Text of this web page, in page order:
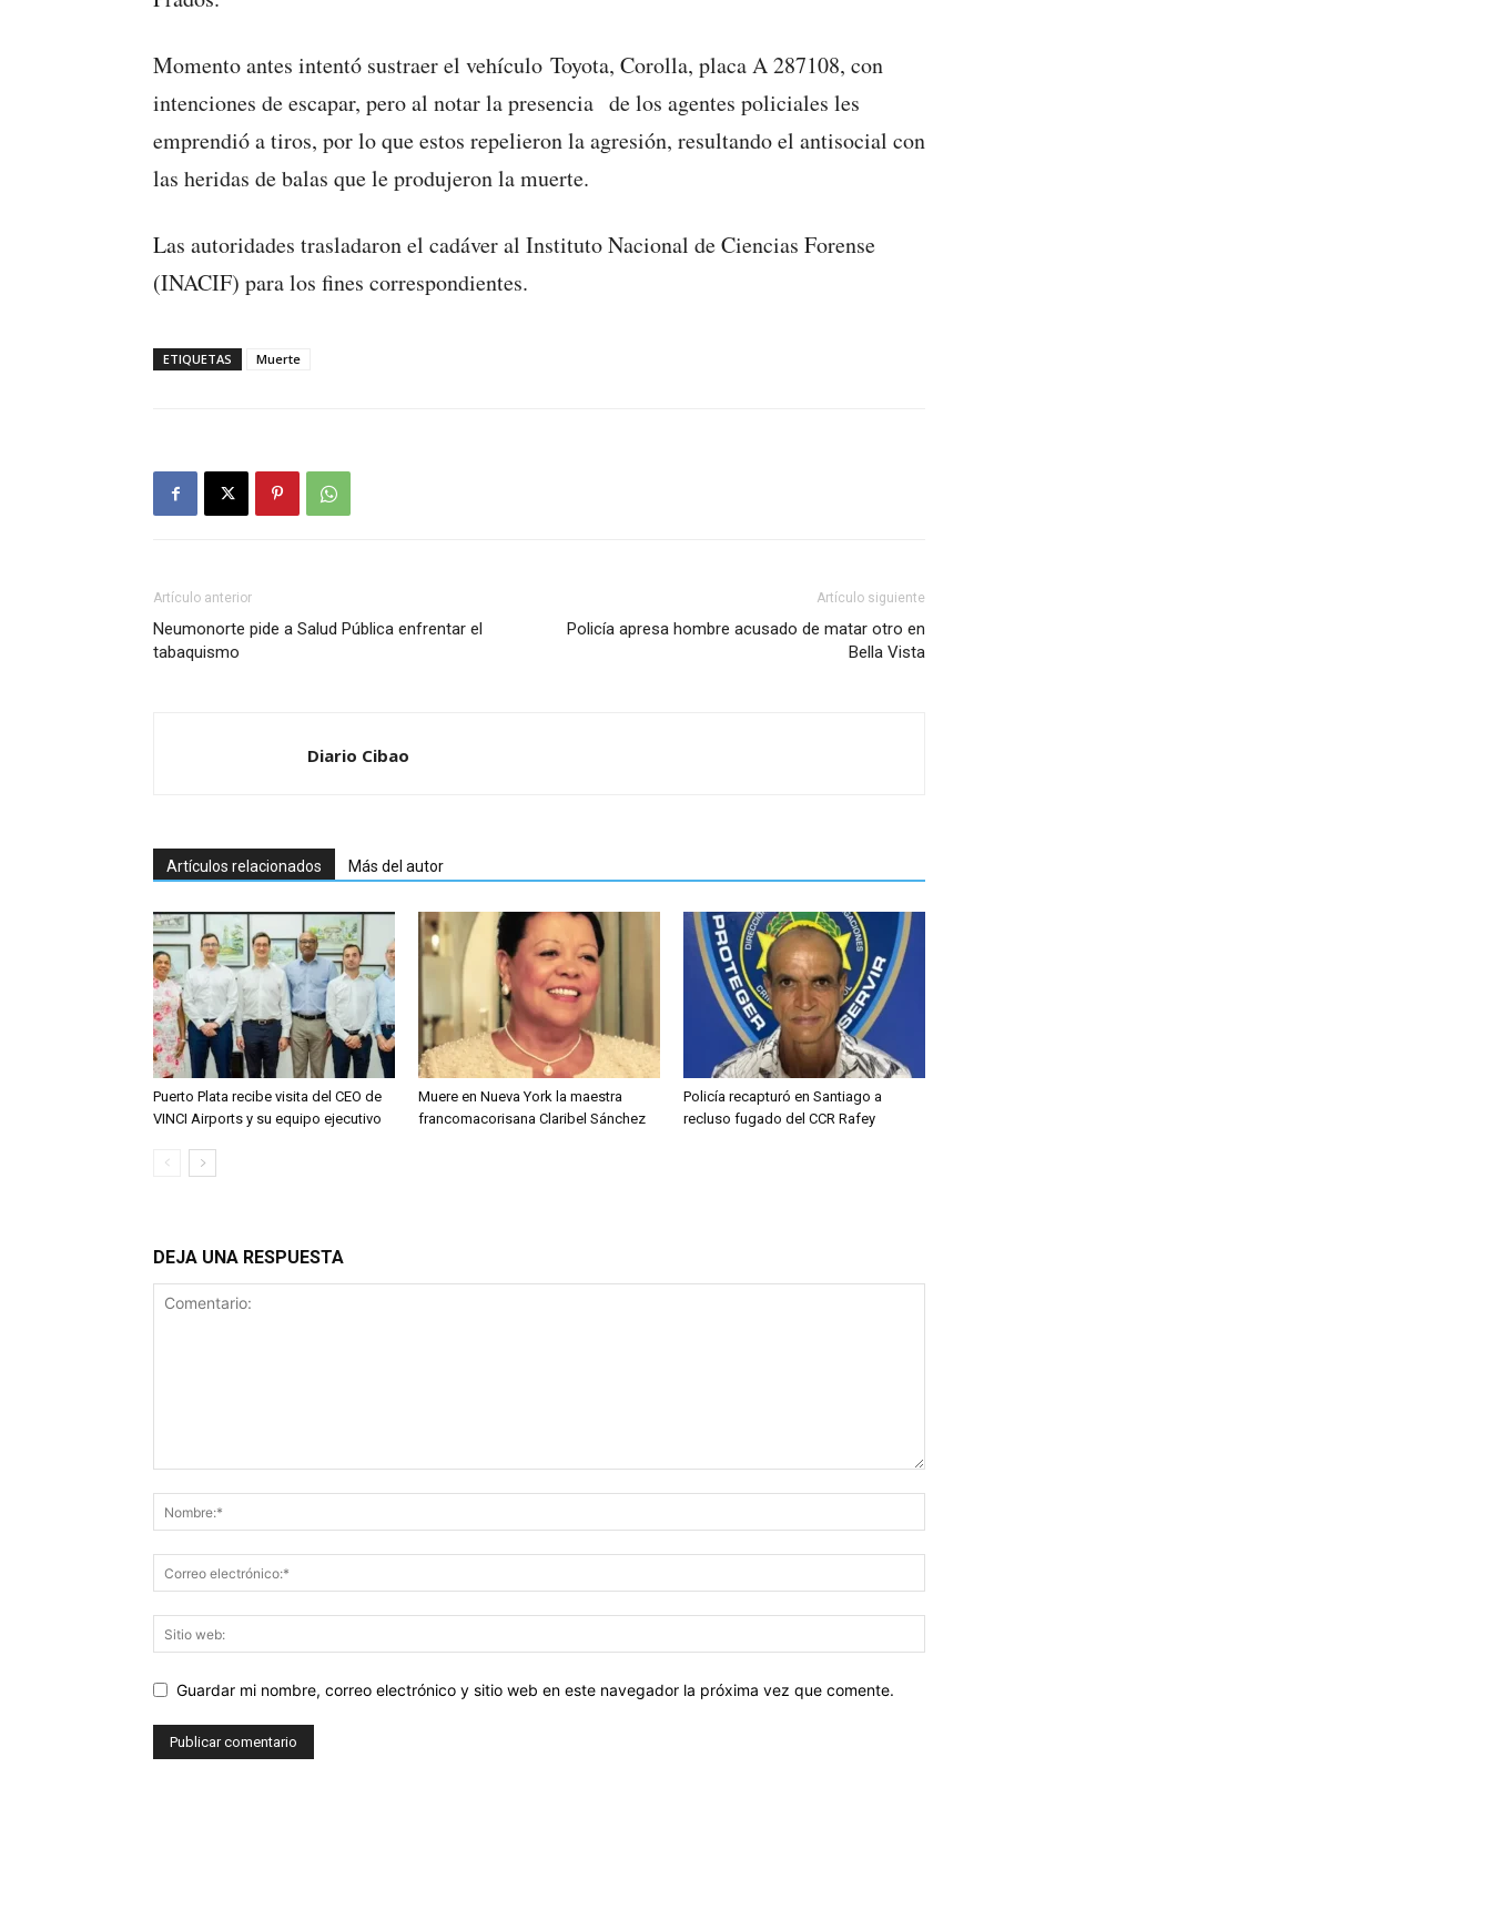
Momento antes intentó sustraer el vehículo Toyota, Corolla, placa A 287108, con
intenciones de escapar, pero al notar la presencia de los agentes policiales les
emprendió a tiros, por lo que estos repelieron la agresión, resultando el antisocial con
las heridas de balas que le produjeron la muerte.
Las autoridades trasladaron el cadáver al Instituto Nacional de Ciencias Forense
(INACIF) para los fines correspondientes.
ETIQUETAS Muerte
Artículo anterior
Neumonorte pide a Salud Pública enfrentar el
tabaquismo
Artículo siguiente
Policía apresa hombre acusado de matar otro en
Bella Vista
Diario Cibao
Artículos relacionados Más del autor
Puerto Plata recibe visita del CEO de
VINCI Airports y su equipo ejecutivo
Muere en Nueva York la maestra
francomacorisana Claribel Sánchez
Policía recapturó en Santiago a
recluso fugado del CCR Rafey
DEJA UNA RESPUESTA
Guardar mi nombre, correo electrónico y sitio web en este navegador la próxima vez que comente.